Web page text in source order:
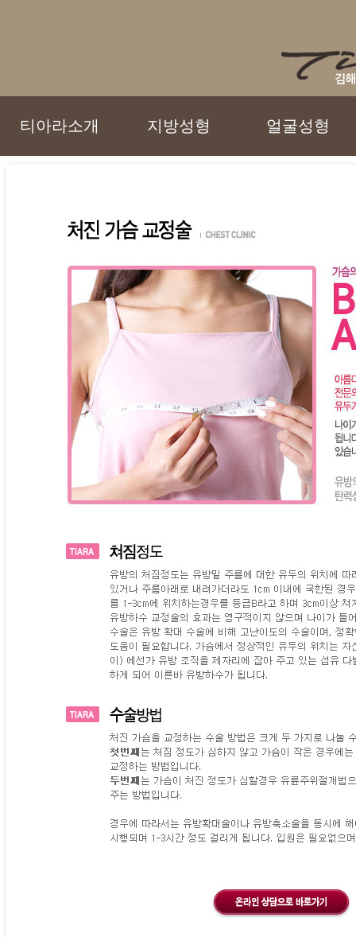
티아라소개 지방성형 얼굴성형